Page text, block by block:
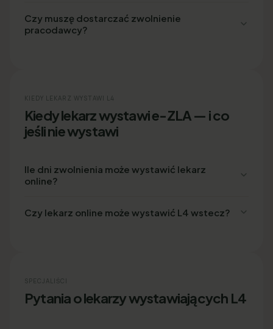
Czy muszę dostarczać zwolnienie
pracodawcy?
KIEDY LEKARZ WYSTAWI L4
Kiedy lekarz wystawi e-ZLA — i co
jeśli nie wystawi
Ile dni zwolnienia może wystawić lekarz
online?
Czy lekarz online może wystawić L4 wstecz?
SPECJALIŚCI
Pytania o lekarzy wystawiających L4